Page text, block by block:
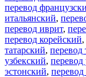
перевод
итальянский,
перевод иврит,
перевод корейский,
татарский, перевод
узбекский, перевод
эстонский,